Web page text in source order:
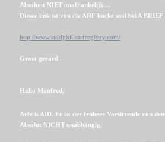
Absoluut NIET onafhankelijk…
Dieser link ist von die ARF kucke mal bei A
http://www.stodghillsarfregistry.com/
Groet gerard
Hallo Manfred,
Arfe is AID. Er ist der frühere Vorsitzende von
Absolut NICHT unabhängig.